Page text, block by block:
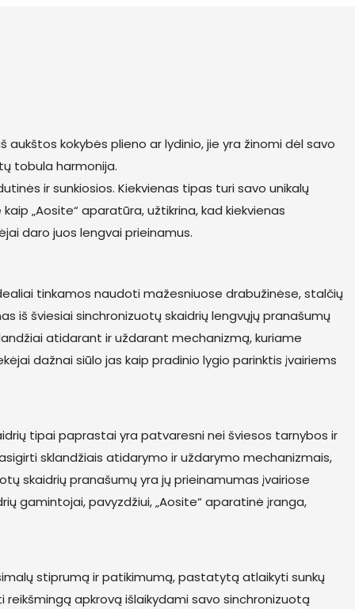
kokybės plieno ar lydinio, jie yra žinomi dėl savo
tobula harmonija.
ir sunkiosios. Kiekvienas tipas turi savo unikalų
„Aosite“ aparatūra, užtikrina, kad kiekvienas
daro juos lengvai prieinamus.
tinkamos naudoti mažesniuose drabužinėse, stalčių
iš šviesiai sinchronizuotų skaidrių lengvųjų pranašumų
atidarant ir uždarant mechanizmą, kuriame
dažnai siūlo jas kaip pradinio lygio parinktis įvairiems
tipai paprastai yra patvaresni nei šviesos tarnybos ir
sklandžiais atidarymo ir uždarymo mechanizmais,
skaidrių pranašumų yra jų prieinamumas įvairiose
gamintojai, pavyzdžiui, „Aosite“ aparatinė įranga,
stiprumą ir patikimumą, pastatytą atlaikyti sunkų
apkrovą išlaikydami savo sinchronizuotą